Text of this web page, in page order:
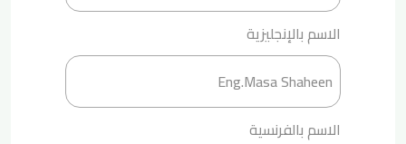
الاسم بالإنجليزية
الاسم بالفرنسية